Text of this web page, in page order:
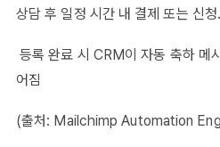
상담 후 일정 시간 내 결제 또는 신청.
등록 완료 시 CRM이 자동 축하 메
어짐
(출처: Mailchimp Automation